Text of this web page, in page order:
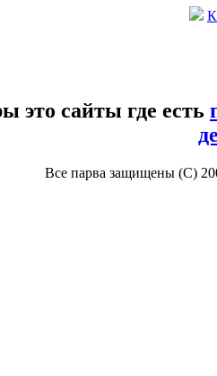
это сайты где есть
Все парва защищены (С)